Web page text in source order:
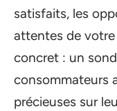
satisfaits, les
attentes de
concret : un
consommateurs
précieuses sur